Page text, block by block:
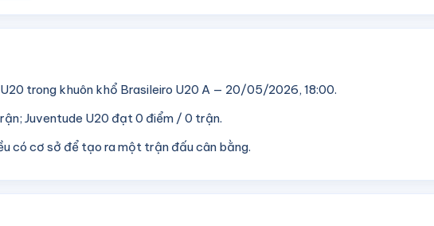
trong khuôn khổ Brasileiro U20 A — 20/05/2026, 18:00.
Juventude U20 đạt 0 điểm / 0 trận.
có cơ sở để tạo ra một trận đấu cân bằng.